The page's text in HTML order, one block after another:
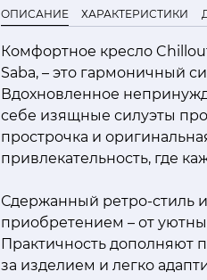
ОПИСАНИЕ ХАРАКТЕРИСТИКИ
Комфортное кресло
Saba, – это гармоничный
Вдохновленное
себе изящные силуэты
прострочка и
привлекательность, где
Сдержанный ретро-стиль
приобретением – от
Практичность дополняют
за изделием и легко